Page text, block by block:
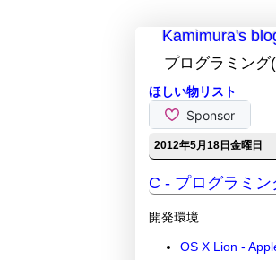
Kamimura's
プログラミン
ほしい物リスト
2012年5月18日金曜日
C - プログラミ
開発環境
OS X Lion -